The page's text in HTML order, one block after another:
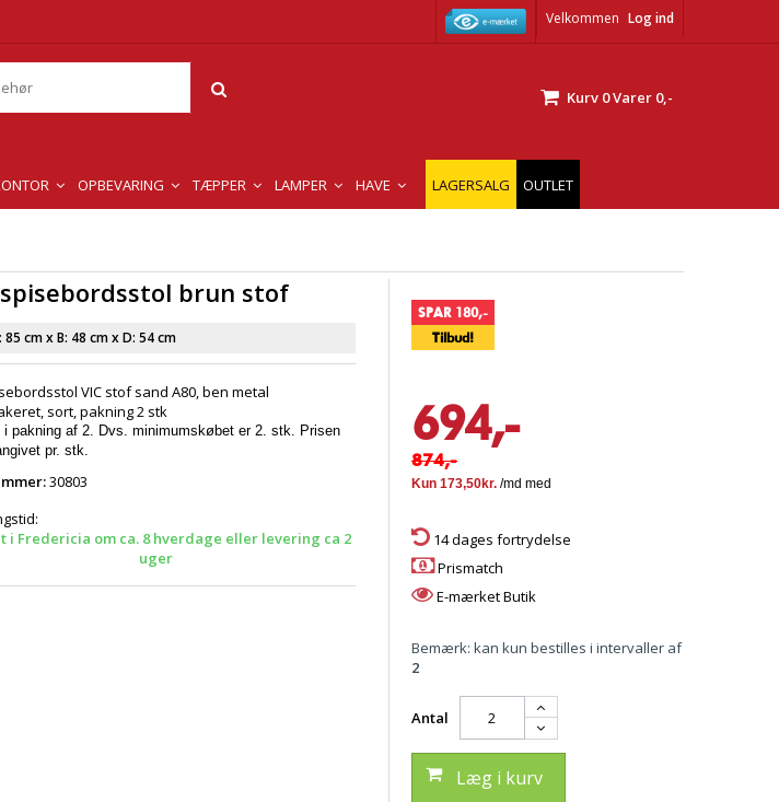
Velkommen Log ind
Kurv 0Varer 0,-
OPBEVARING TÆPPER LAMPER HAVE LAGERSALG OUTLET
brun stof
85 cmx B: 48 cmx D: 54 cm
VIC stof sand A80, ben metal
sort, pakning 2 stk
pakning af 2. Dvs. minimumskøbet er 2. stk. Prisen
pr. stk.
30803
i Fredericia om ca. 8 hverdage eller levering ca 2
uger
SPAR 180,-
Tilbud!
694,-
874,-
14 dages fortrydelse
Prismatch
E-mærket Butik
Bemærk: kan kun bestilles i intervaller af
2
Antal
Læg i kurv